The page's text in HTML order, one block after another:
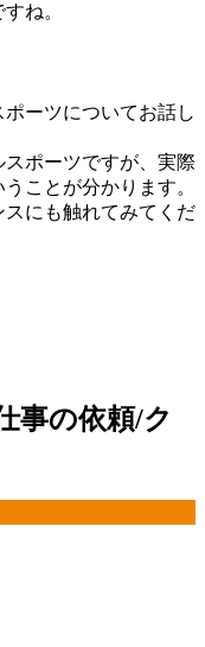
ね。
ーツについてお話し
ポーツですが、実際
ことが分かります。
にも触れてみてくだ
事の依頼/ク